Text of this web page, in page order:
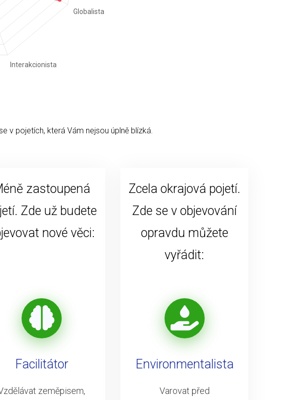
v pojetích, která Vám nejsou úplně blízká.
zastoupená
Zde už budete
nové věci:
Facilitátor
zeměpisem,
Zcela okrajová pojetí.
Zde se v objevování
opravdu můžete
vyřádit:
Environmentalista
Varovat před